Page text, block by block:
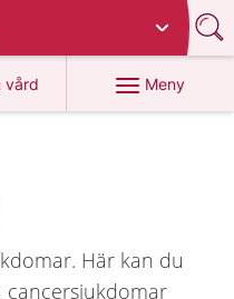
vård
1177.se
Meny
Här kan du
cancersjukdomar